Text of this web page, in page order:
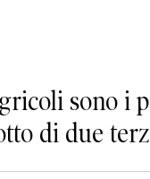
sono i
di due